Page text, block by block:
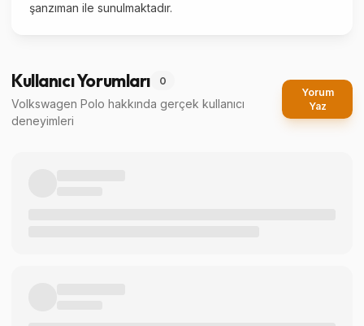
şanzıman ile sunulmaktadır.
Kullanıcı Yorumları 0
Volkswagen Polo hakkında gerçek kullanıcı
deneyimleri
Yorum
Yaz